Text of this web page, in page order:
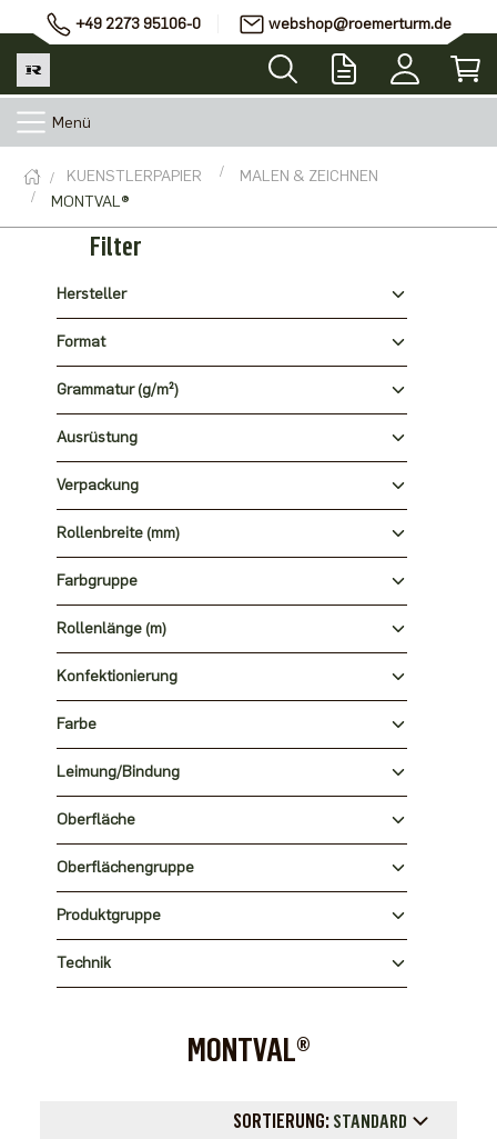
+49 2273 95106-0 webshop@roemerturm.de
Menü
KUENSTLERPAPIER
MALEN & ZEICHNEN
MONTVAL®
Filter
Hersteller
Format
Grammatur (g/m²)
Ausrüstung
Verpackung
Rollenbreite (mm)
Farbgruppe
Rollenlänge (m)
Konfektionierung
Farbe
Leimung/Bindung
Oberfläche
Oberflächengruppe
Produktgruppe
Technik
MONTVAL®
SORTIERUNG: STANDARD